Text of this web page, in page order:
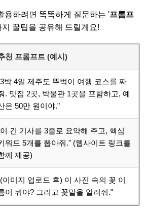
용하려면 똑똑하게 질문하는 '프롬프
꿀팁을 공유해 드릴게요!
천 프롬프트 (예시)
박 4일 제주도 뚜벅이 여행 코스를 짜
. 맛집 2곳, 박물관 1곳을 포함하고, 예
은 50만 원이야."
긴 기사를 3줄로 요약해 주고, 핵심
워드 5개를 뽑아줘." (웹사이트 링크를
께 제공)
이미지 업로드 후) 이 사진 속의 꽃 이
이 뭐야? 그리고 꽃말을 알려줘."